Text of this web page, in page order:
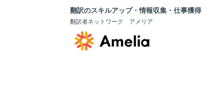
翻訳のスキルアップ・情報収集・仕事獲得
翻訳者ネットワーク アメリア